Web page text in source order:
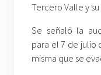
Tercero Valle y
Se señaló la
para el 7 de julio
misma que se